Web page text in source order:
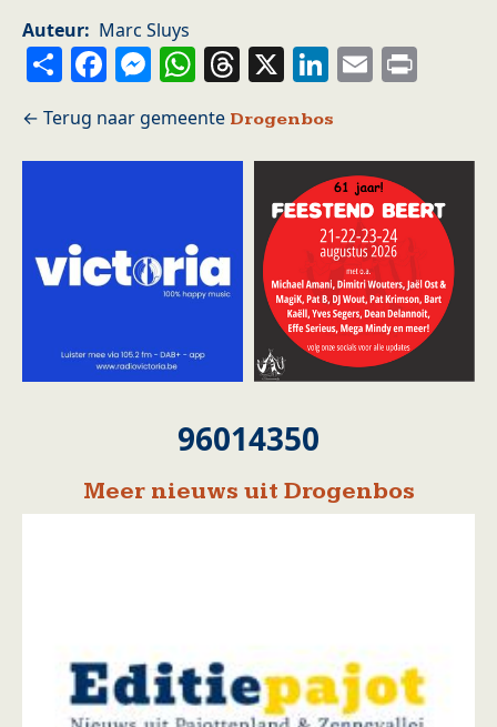
Auteur
Marc Sluys
ShareFacebook
Messenger
WhatsApp
Threads
X LinkedIn
Email
Drogenbos
96014350
Meer nieuws uit Drogenbos